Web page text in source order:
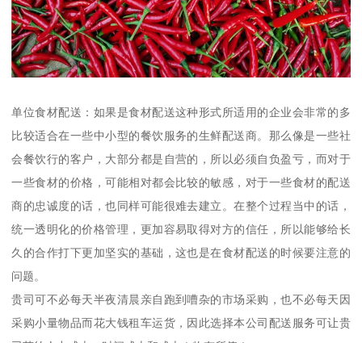
单位食材配送：如果是食材配送这种形式所适用的企业会非常的多
比较适合在一些中小型的餐饮服务的生鲜配送商。那么像是一些社
会餐饮行的客户，大部分都是自营的，所以必须自负盈亏，而对于
一些食材的价格，可能相对都会比较的敏感，对于一些食材的配送
商的忠诚度的话，也同样可能很难去建立。在整个过程当中的话，
统一透明化的价格管理，更加容易取得对方的信任，所以能够给长
久的合作打下更加坚实的基础，这也是在食材配送的时候要注意的
问题。
贵司可不必每天半夜清晨亲自跑到嘈杂的市场采购，也不必每天因
采购小量物品而花大钱租车运货，因此选择本公司配送服务可让贵